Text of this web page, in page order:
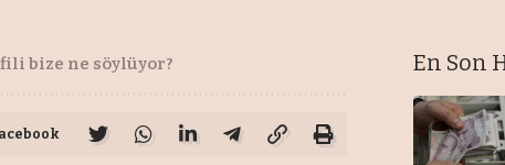
bize ne söylüyor? En Son